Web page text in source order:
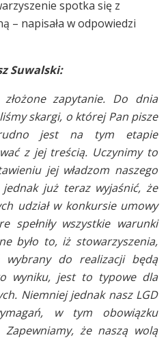
spotka się z
– napisała w odpowiedzi
Suwalski:
zapytanie. Do dnia
skargi, o której Pan pisze
jest na tym etapie
z jej treścią. Uczynimy to
jej władzom naszego
jednak już teraz wyjaśnić, że
udział w konkursie umowy
spełniły wszystkie warunki
było to, iż stowarzyszenia,
wybrany do realizacji będą
wyniku, jest to typowe dla
Niemniej jednak nasz LGD
w tym obowiązku
Zapewniamy, że naszą wolą